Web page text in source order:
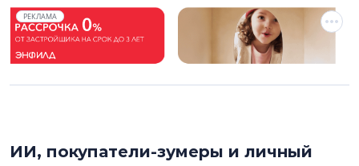
РЕКЛАМА
ИИ, покупатели-зумеры и личный